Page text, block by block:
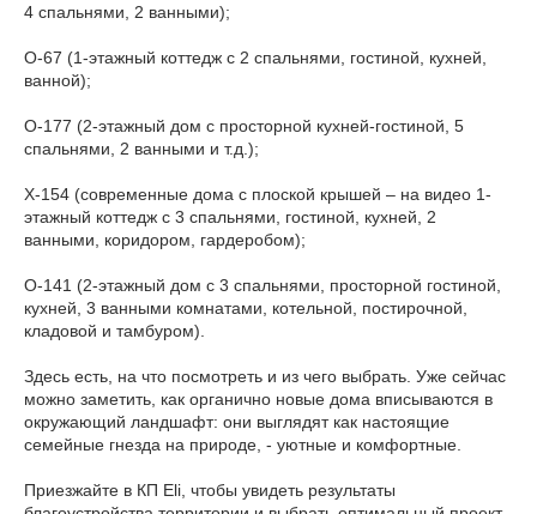
4 спальнями, 2 ванными);
О-67 (1-этажный коттедж с 2 спальнями, гостиной, кухней,
ванной);
О-177 (2-этажный дом с просторной кухней-гостиной, 5
спальнями, 2 ванными и т.д.);
Х-154 (современные дома с плоской крышей – на видео 1-
этажный коттедж с 3 спальнями, гостиной, кухней, 2
ванными, коридором, гардеробом);
О-141 (2-этажный дом с 3 спальнями, просторной гостиной,
кухней, 3 ванными комнатами, котельной, постирочной,
кладовой и тамбуром).
Здесь есть, на что посмотреть и из чего выбрать. Уже сейчас
можно заметить, как органично новые дома вписываются в
окружающий ландшафт: они выглядят как настоящие
семейные гнезда на природе, - уютные и комфортные.
Приезжайте в КП Eli, чтобы увидеть результаты